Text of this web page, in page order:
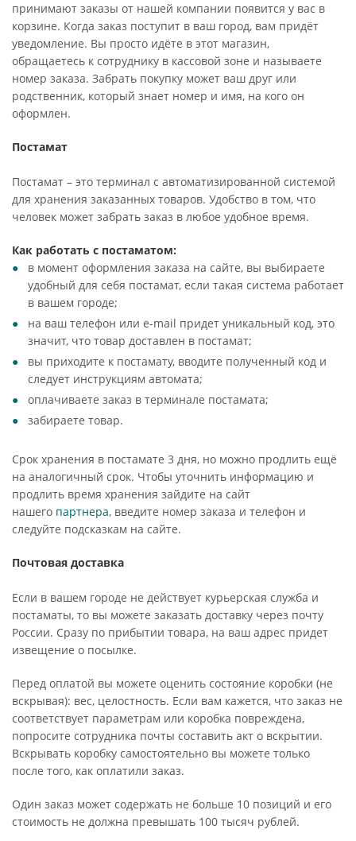
принимают заказы от нашей компании появится у вас в
корзине. Когда заказ поступит в ваш город, вам придёт
уведомление. Вы просто идёте в этот магазин,
обращаетесь к сотруднику в кассовой зоне и называете
номер заказа. Забрать покупку может ваш друг или
родственник, который знает номер и имя, на кого он
оформлен.
Постамат
Постамат – это терминал с автоматизированной системой
для хранения заказанных товаров. Удобство в том, что
человек может забрать заказ в любое удобное время.
Как работать с постаматом:
в момент оформления заказа на сайте, вы выбираете
удобный для себя постамат, если такая система работает
в вашем городе;
на ваш телефон или e-mail придет уникальный код, это
значит, что товар доставлен в постамат;
вы приходите к постамату, вводите полученный код и
следует инструкциям автомата;
оплачиваете заказ в терминале постамата;
забираете товар.
Срок хранения в постамате 3 дня, но можно продлить ещё
на аналогичный срок. Чтобы уточнить информацию и
продлить время хранения зайдите на сайт
нашего партнера, введите номер заказа и телефон и
следуйте подсказкам на сайте.
Почтовая доставка
Если в вашем городе не действует курьерская служба и
постаматы, то вы можете заказать доставку через почту
России. Сразу по прибытии товара, на ваш адрес придет
извещение о посылке.
Перед оплатой вы можете оценить состояние коробки (не
вскрывая): вес, целостность. Если вам кажется, что заказ не
соответствует параметрам или коробка повреждена,
попросите сотрудника почты составить акт о вскрытии.
Вскрывать коробку самостоятельно вы можете только
после того, как оплатили заказ.
Один заказ может содержать не больше 10 позиций и его
стоимость не должна превышать 100 тысяч рублей.